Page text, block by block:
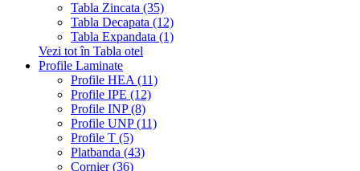
Tabla Zincata (35)
Tabla Decapata (12)
Tabla Expandata (1)
Vezi tot în Tabla otel
Profile Laminate
Profile HEA (11)
Profile IPE (12)
Profile INP (8)
Profile UNP (11)
Profile T (5)
Platbanda (43)
Cornier (36)